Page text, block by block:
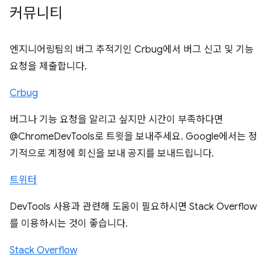
커뮤니티
엔지니어링팀의 버그 추적기인 Crbug에서 버그 신고 및 기능
요청을 제출합니다.
Crbug
버그나 기능 요청을 알리고 싶지만 시간이 부족하다면
@ChromeDevTools로 트윗을 보내주세요. Google에서는 정
기적으로 계정에 회신을 보내 공지를 보내드립니다.
트위터
DevTools 사용과 관련해 도움이 필요하시면 Stack Overflow
를 이용하시는 것이 좋습니다.
Stack Overflow